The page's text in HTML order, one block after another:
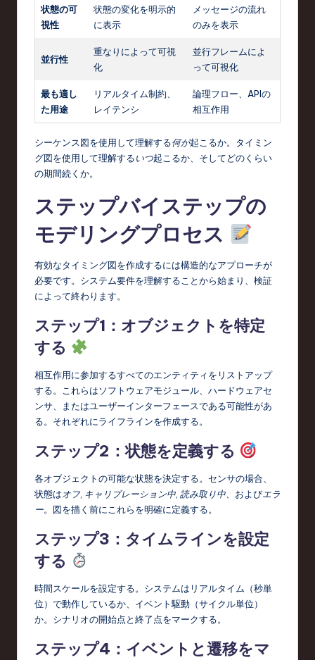
状態の可
視性
状態の変化を明示的
に表示
メッセージの流れ
のみを表示
並行性
重なりによって可視
化
並行フレームによ
って可視化
最も適し
た用途
リアルタイム制約、
レイテンシ
論理フロー、APIの
相互作用
シーケンス図を使用して理解する何が起こるか。タイミン
グ図を使用して理解するいつ起こるか、そしてどのくらい
の期間続くか。
ステップバイステップの
モデリングプロセス
有効なタイミング図を作成するには構造的なアプローチが
必要です。システム要件を理解することから始まり、検証
によって終わります。
ステップ1：オブジェクトを特定
する
相互作用に参加するすべてのエンティティをリストアップ
する。これらはソフトウェアモジュール、ハードウェアセ
ンサ、またはユーザーインターフェースである可能性があ
る。それぞれにライフラインを作成する。
ステップ2：状態を定義する
各オブジェクトの可能な状態を決定する。センサの場合、
状態はオフ, キャリブレーション中, 読み取り中、およびエラ
ー。図を描く前にこれらを明確に定義する。
ステップ3：タイムラインを設定
する
時間スケールを設定する。システムはリアルタイム（秒単
位）で動作しているか、イベント駆動（サイクル単位）
か。シナリオの開始点と終了点をマークする。
ステップ4：イベントと遷移をマ